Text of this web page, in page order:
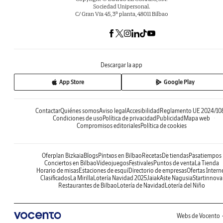
Sociedad Unipersonal.
C/ Gran Vía 45, 3ª planta, 48011 Bilbao
Descargar la app
App Store Google Play
ContactarQuiénes somosAviso legal Accesibilidad Reglamento UE 2024/
Condiciones de uso Política de privacidad Publicidad Mapa web
Compromisos editorialesPolítica de cookies
Oferplan Bizkaia BlogsPintxos en Bilbao RecetasDe tiendasPasatiempos
Conciertos en BilbaoVideojuegosFestivalesPuntos de venta La Tienda
Horario de misasEstaciones de esquíDirectorio de empresasOfertas
Clasificados La Mirilla Lotería Navidad 2025JaiakAste NagusiaStartinnova
Restaurantes de Bilbao Lotería de Navidad Lotería del Niño
Webs de Vocento